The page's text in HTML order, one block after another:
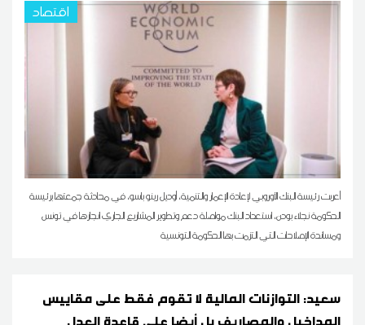
اقتصاد
أعربت رئيسة البنك الأوروبي لإعادة الإعمار والتنمية، أوديل رينو باسو، في محادثة جمعتها برئيسة
الحكومة نجلاء بودن، استعداد البنك مواصلة دعم وتطوير المشاريع الجاري انجازها في تونس
ومساندة الإصلاحات التي التزمت بها الحكومة التونسية
سعيد: التوازنات المالية لا تقوم فقط على مقاييس